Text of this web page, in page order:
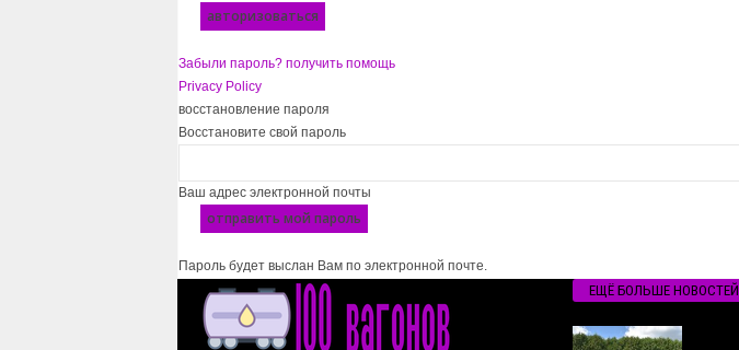
Забыли пароль? получить помощь
Privacy Policy
восстановление пароля
Восстановите свой пароль
Ваш адрес электронной почты
Пароль будет выслан Вам по электронной почте.
ЕЩЁ БОЛЬШЕ НОВОСТЕЙ